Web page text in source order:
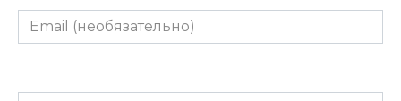
Email
(необязательно)